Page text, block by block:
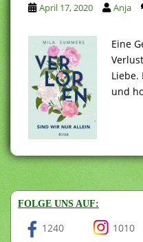
t
April 17, 2020 Anja
Eine
Liebe.
und
FOLGE UNS AUF:
1240 1010